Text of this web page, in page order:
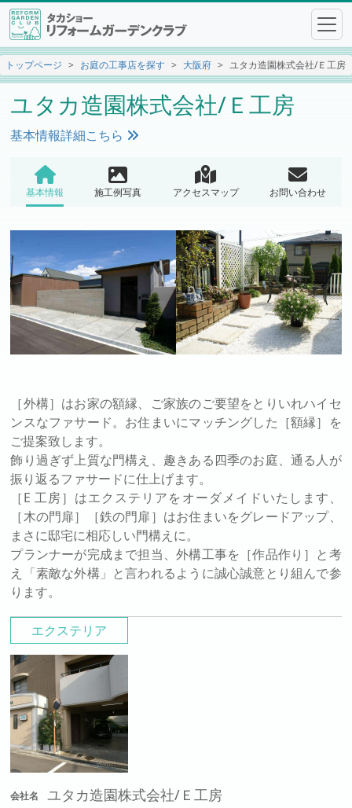
トップページ お庭の工事店を探す 大阪府 ユタカ造園株式会社/Ｅ工房
ユタカ造園株式会社/Ｅ工房
基本情報詳細こちら
基本情報 施工例写真 アクセスマップ お問い合わせ
エクステリア
会社名 ユタカ造園株式会社/Ｅ工房
［外構］はお家の額縁、ご家族のご要望をとりいれハイセ
ンスなファサード。お住まいにマッチングした［額縁］を
ご提案致します。
飾り過ぎず上質な門構え、趣きある四季のお庭、通る人が
振り返るファサードに仕上げます。
［E 工房］はエクステリアをオーダメイドいたします、
［木の門扉］［鉄の門扉］はお住まいをグレードアップ、
まさに邸宅に相応しい門構えに。
プランナーが完成まで担当、外構工事を［作品作り］と考
え「素敵な外構」と言われるように誠心誠意とり組んで参
ります。